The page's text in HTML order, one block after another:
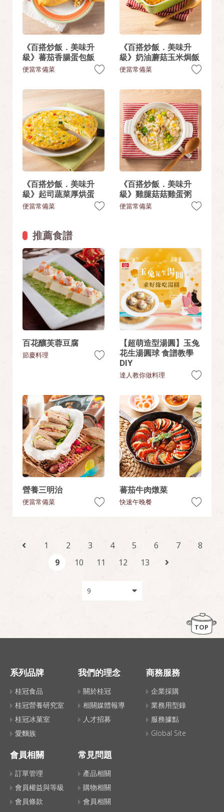
《百搭炒飯．美味升
級》蕃茄香腸蛋包飯
便當常備菜
《百搭炒飯．美味升
級》奶油蘑菇玉米焗飯
便當常備菜
《百搭炒飯．美味升
級》起司蔬菜厚烘蛋
便當常備菜
《百搭炒飯．美味升
級》雞腿菇菇雞蛋粥
便當常備菜
推薦食譜
百花釀芙蓉豆腐
節慶料理
【超萌造型湯圓】玉兔
花生湯圓球 食譜教學
DIY
達人教你做料理
營養三明治
便當常備菜
蕃茄牛肉燉菜
快速午晚餐
1 2 3 4 5 6 7
8
9
10 11 12 13
TOP
系列品牌
桂冠食品
桂冠營養研究室
桂冠冰菓室
愛麵族
我們的理念
關於桂冠
相關媒體報導
人才招募
商務服務
企業採購
業務用型錄
服務據點
Global Site
會員相關
訂單管理
會員權益與等級
會員條款
常見問題
產品相關
購物相關
會員相關